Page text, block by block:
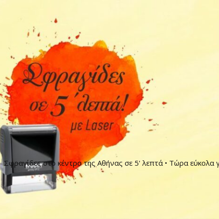
Σφραγίδες στο κέντρο της Αθήνας σε 5' λεπτά • Τώρα εύκολα